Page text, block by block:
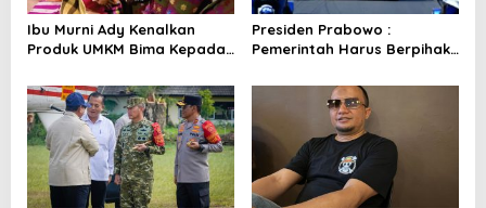
Ibu Murni Ady Kenalkan
Produk UMKM Bima Kepada
Presiden Prabowo :
Pemerintah Harus Berpihak